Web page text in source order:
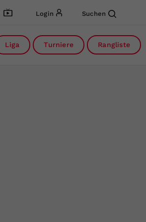
Login Suchen
Liga Turniere Rangliste